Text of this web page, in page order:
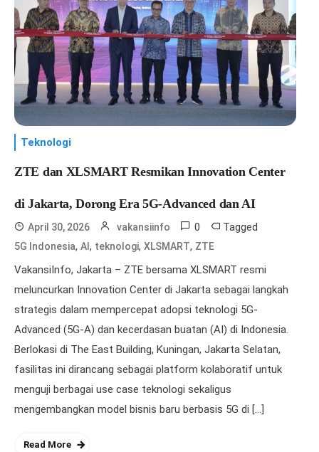
Teknologi
ZTE dan XLSMART Resmikan Innovation Center
di Jakarta, Dorong Era 5G-Advanced dan AI
April 30, 2026 vakansiinfo 0 Tagged
5G Indonesia, AI , teknologi, XLSMART, ZTE
VakansiInfo, Jakarta – ZTE bersama XLSMART resmi
meluncurkan Innovation Center di Jakarta sebagai langkah
strategis dalam mempercepat adopsi teknologi 5G-
Advanced (5G-A) dan kecerdasan buatan (AI) di Indonesia.
Berlokasi di The East Building, Kuningan, Jakarta Selatan,
fasilitas ini dirancang sebagai platform kolaboratif untuk
menguji berbagai use case teknologi sekaligus
mengembangkan model bisnis baru berbasis 5G di […]
Read More